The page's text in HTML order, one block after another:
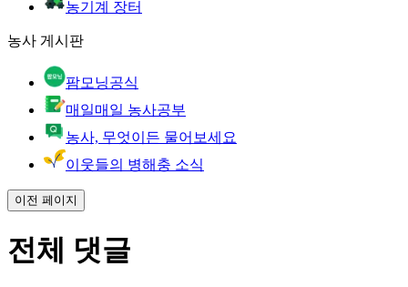
농기계 장터
농사 게시판
팜모닝공식
매일매일 농사공부
농사, 무엇이든 물어보세요
이웃들의 병해충 소식
이전 페이지
전체 댓글